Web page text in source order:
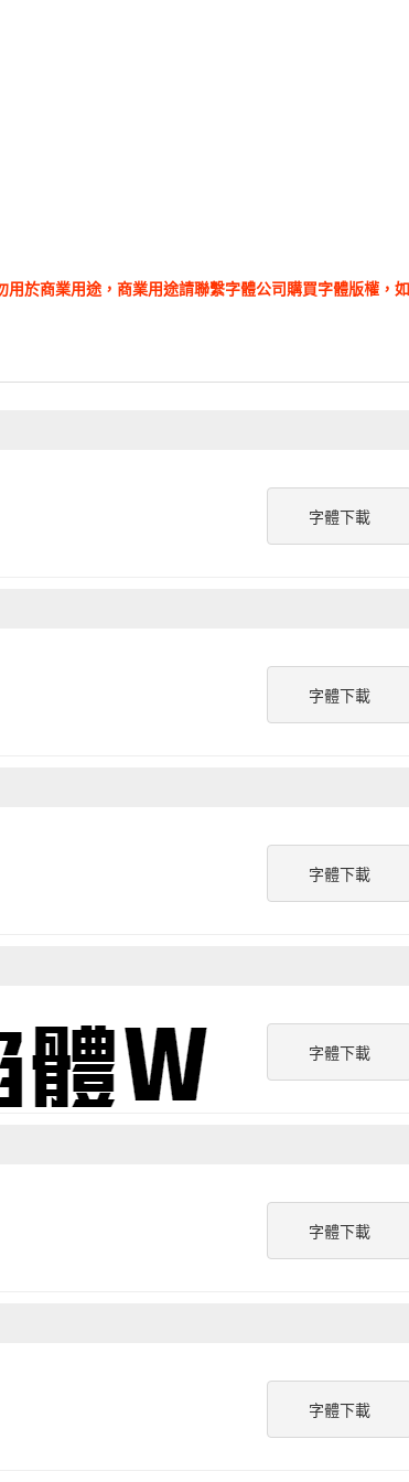
於商業用途，商業用途請聯繫字體公司購買字體版權，如
字體下載
字體下載
字體下載
字體下載
字體下載
字體下載